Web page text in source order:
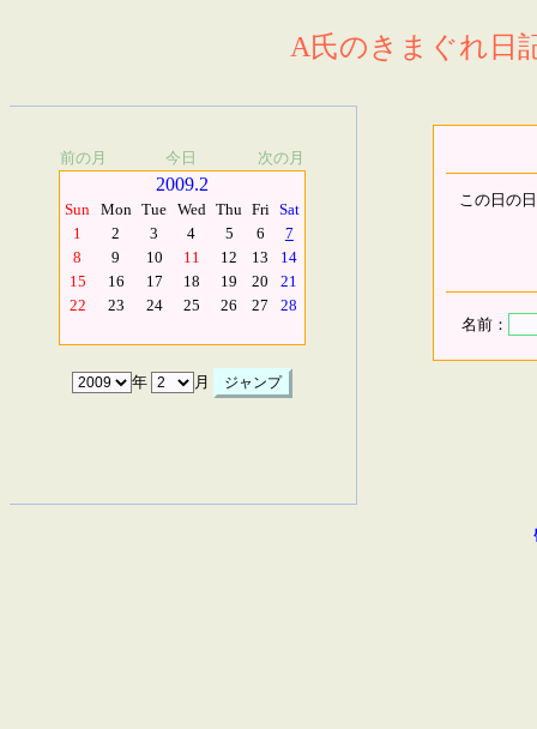
A氏のきまぐれ日
前の月 今日 次の月
2009.2
Sun Mon Tue Wed Thu Fri Sat
1
2 3 4 5 6
7
8
9 10 11 12 13
14
15
16 17 18 19 20
21
22
23 24 25 26 27 28
年 月
この日の
名前：